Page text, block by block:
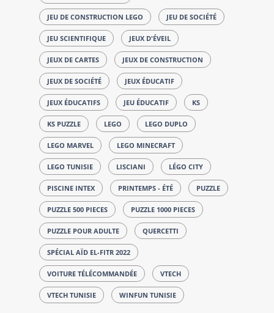
JEU DE CONSTRUCTION LEGO JEU DE SOCIÉTÉ
JEU SCIENTIFIQUE JEUX D'ÉVEIL
JEUX DE CARTES JEUX DE CONSTRUCTION
JEUX DE SOCIÉTÉ JEUX ÉDUCATIF
JEUX ÉDUCATIFS JEU ÉDUCATIF KS
KS PUZZLE LEGO LEGO DUPLO
LEGO MARVEL LEGO MINECRAFT
LEGO TUNISIE LISCIANI LÉGO CITY
PISCINE INTEX PRINTEMPS - ÉTÉ PUZZLE
PUZZLE 500 PIECES PUZZLE 1000 PIECES
PUZZLE POUR ADULTE QUERCETTI
SPÉCIAL AÏD EL-FITR 2022
VOITURE TÉLÉCOMMANDÉE VTECH
VTECH TUNISIE WINFUN TUNISIE